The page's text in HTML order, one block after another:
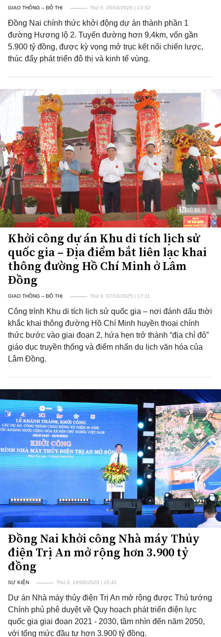
GIAO THÔNG – ĐÔ THỊ Thứ 5, 05/03/2026 | 13:52
Đồng Nai chính thức khởi động dự án thành phần 1
đường Hương lộ 2. Tuyến đường hơn 9,4km, vốn gần
5.900 tỷ đồng, được kỳ vọng mở trục kết nối chiến lược,
thúc đẩy phát triển đô thị và kinh tế vùng.
Khởi công dự án Khu di tích lịch sử
quốc gia – Địa điểm bắt liên lạc khai
thông đường Hồ Chí Minh ở Lâm
Đồng
GIAO THÔNG – ĐÔ THỊ Thứ 3, 07/10/2025 | 17:11
Công trình Khu di tích lịch sử quốc gia – nơi đánh dấu thời
khắc khai thông đường Hồ Chí Minh huyền thoại chính
thức bước vào giai đoạn 2, hứa hẹn trở thành “địa chỉ đỏ”
giáo dục truyền thống và điểm nhấn du lịch văn hóa của
Lâm Đồng.
Đồng Nai khởi công Nhà máy Thủy
điện Trị An mở rộng hơn 3.900 tỷ
đồng
SỰ KIỆN Thứ 3, 19/08/2025 | 16:41
Dự án Nhà máy thủy điện Trị An mở rộng được Thủ tướng
Chính phủ phê duyệt về Quy hoạch phát triển điện lực
quốc gia giai đoạn 2021 - 2030, tầm nhìn đến năm 2050,
với tổng mức đầu tư hơn 3.900 tỷ đồng.